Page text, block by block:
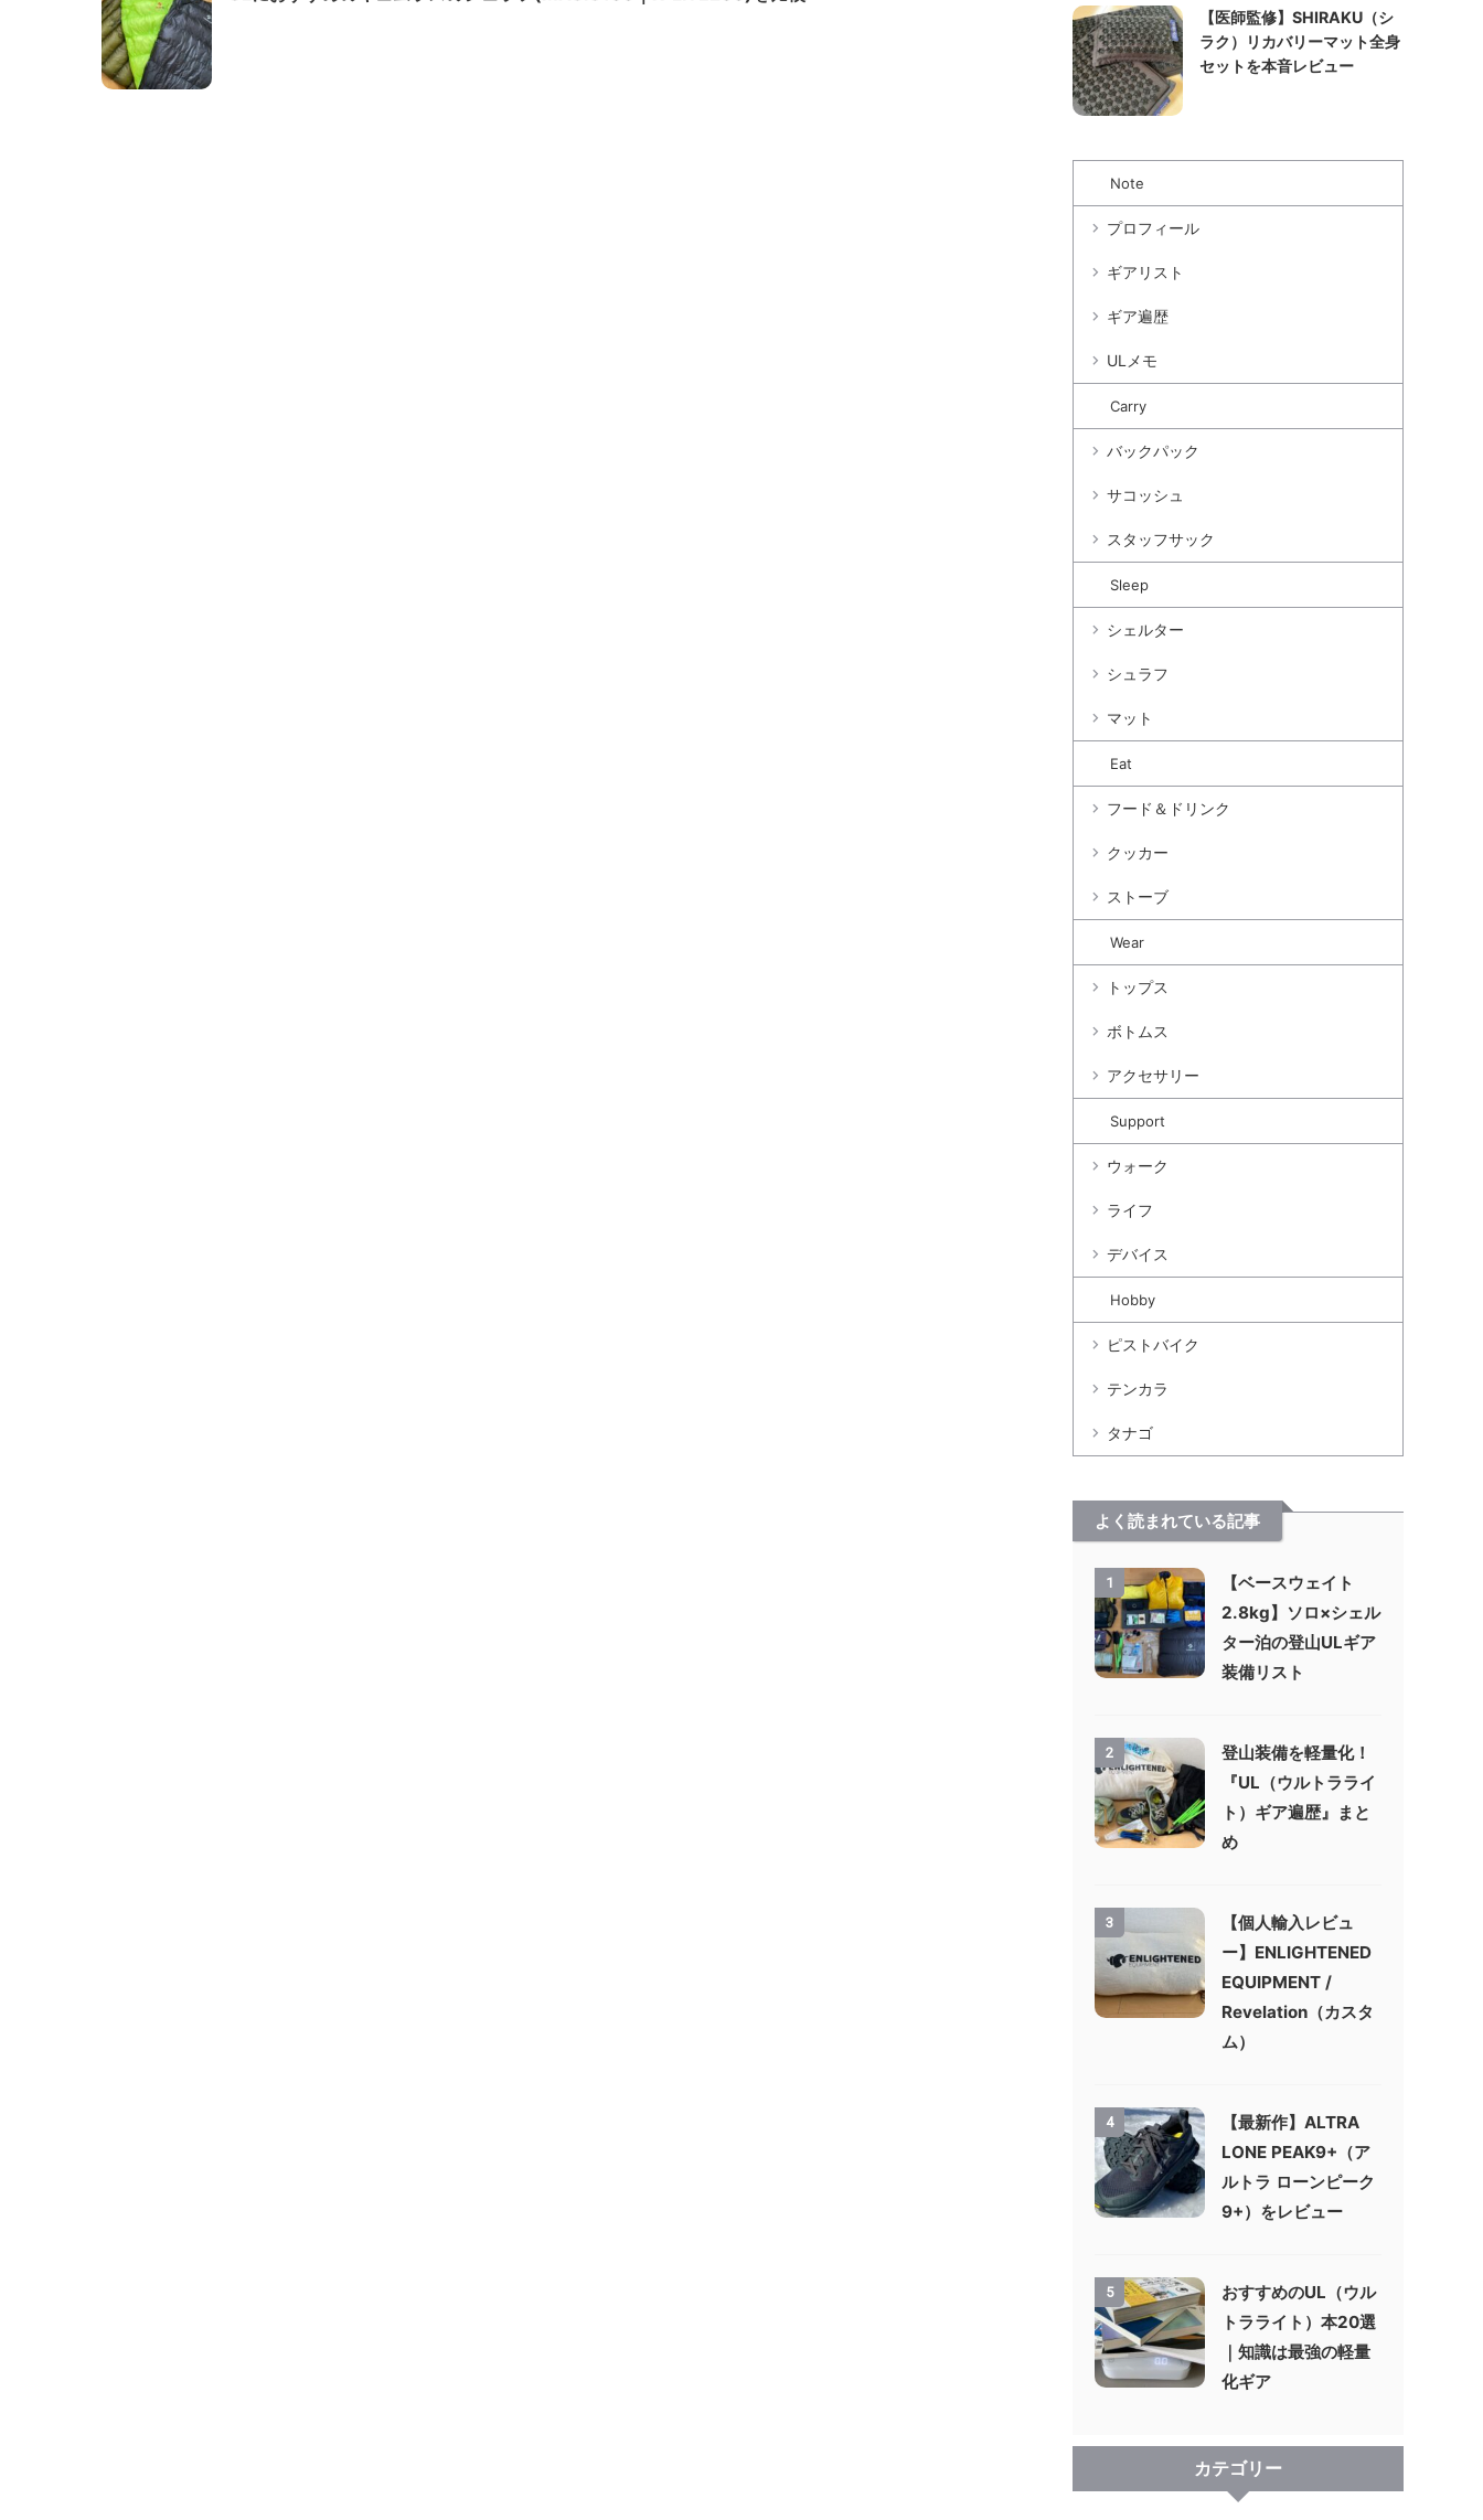
【医師監修】SHIRAKU（シ
ラク）リカバリーマット全身
セットを本音レビュー
Note
プロフィール
ギアリスト
ギア遍歴
ULメモ
Carry
バックパック
サコッシュ
スタッフサック
Sleep
シェルター
シュラフ
マット
Eat
フード＆ドリンク
クッカー
ストーブ
Wear
トップス
ボトムス
アクセサリー
Support
ウォーク
ライフ
デバイス
Hobby
ピストバイク
テンカラ
タナゴ
よく読まれている記事
1
【ベースウェイト
2.8kg】ソロ×シェル
ター泊の登山ULギア
装備リスト
2
登山装備を軽量化！
『UL（ウルトラライ
ト）ギア遍歴』まと
め
3
【個人輸入レビュ
ー】ENLIGHTENED
EQUIPMENT /
Revelation（カスタ
ム）
4
【最新作】ALTRA
LONE PEAK9+（ア
ルトラ ローンピーク
9+）をレビュー
5
おすすめのUL（ウル
トラライト）本20選
｜知識は最強の軽量
化ギア
カテゴリー